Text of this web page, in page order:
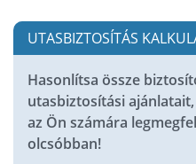
UTASBIZTOSÍTÁS
Hasonlítsa össze
utasbiztosítási
az Ön számára
olcsóbban!